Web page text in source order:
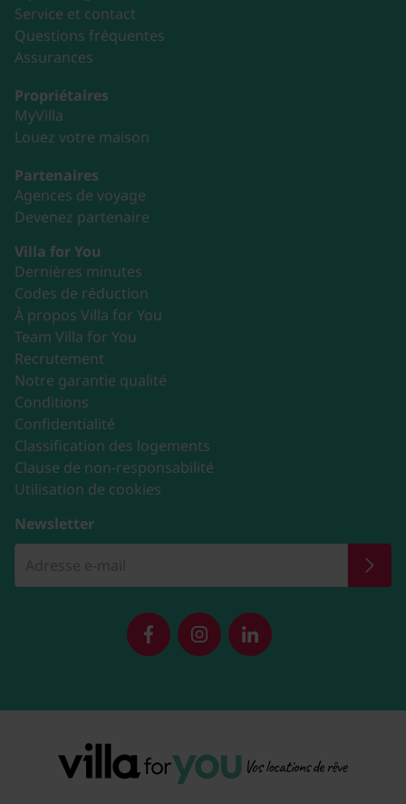
Service et contact
Questions fréquentes
Assurances
Propriétaires
MyVilla
Louez votre maison
Partenaires
Agences de voyage
Devenez partenaire
Villa for You
Dernières minutes
Codes de réduction
À propos Villa for You
Team Villa for You
Recrutement
Notre garantie qualité
Conditions
Confidentialité
Classification des logements
Clause de non-responsabilité
Utilisation de cookies
Newsletter